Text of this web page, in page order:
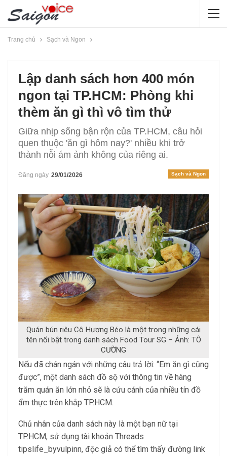
Trang chủ Sạch và Ngon
Lập danh sách hơn 400 món
ngon tại TP.HCM: Phòng khi
thèm ăn gì thì vô tìm thử
Giữa nhịp sống bận rộn của TP.HCM, câu hỏi
quen thuộc 'ăn gì hôm nay?' nhiều khi trở
thành nỗi ám ảnh không của riêng ai.
Sạch và Ngon
Đăng ngày 29/01/2026
Quán bún riêu Cô Hương Béo là một trong những cái
tên nổi bật trong danh sách Food Tour SG – Ảnh: TÔ
CƯỜNG
Nếu đã chán ngán với những câu trả lời: “Em ăn gì cũng
được”, một danh sách đồ sộ với thông tin về hàng
trăm quán ăn lớn nhỏ sẽ là cứu cánh của nhiều tín đồ
ẩm thực trên khắp TP.HCM.
Chủ nhân của danh sách này là một bạn nữ tại
TP.HCM, sử dụng tài khoản Threads
tipslife_byvulpinn, độc giả có thể tìm thấy đường link